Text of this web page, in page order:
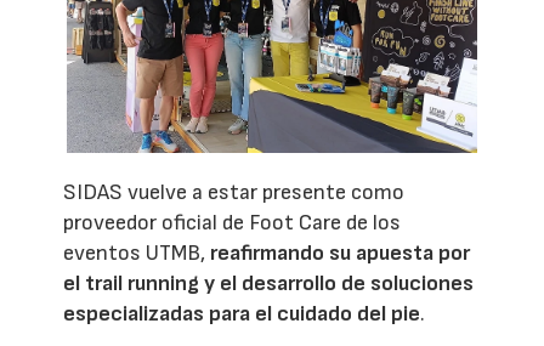
SIDAS vuelve a estar presente como
proveedor oficial de Foot Care de los
eventos UTMB, reafirmando su apuesta por
el trail running y el desarrollo de soluciones
especializadas para el cuidado del pie.